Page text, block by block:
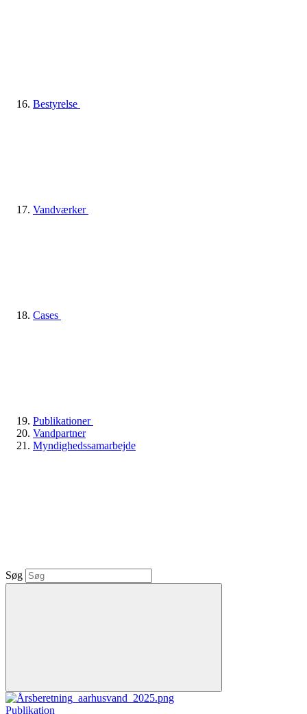
Bestyrelse
Vandværker
Cases
Publikationer
Vandpartner
Myndighedssamarbejde
Søg
Publikation